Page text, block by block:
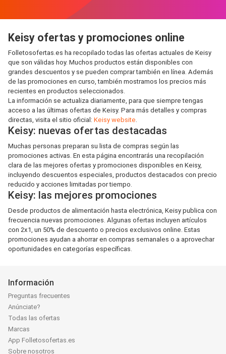
Keisy ofertas y promociones online
Folletosofertas.es ha recopilado todas las ofertas actuales de Keisy
que son válidas hoy. Muchos productos están disponibles con
grandes descuentos y se pueden comprar también en línea. Además
de las promociones en curso, también mostramos los precios más
recientes en productos seleccionados.
La información se actualiza diariamente, para que siempre tengas
acceso a las últimas ofertas de Keisy. Para más detalles y compras
directas, visita el sitio oficial: Keisy website.
Keisy: nuevas ofertas destacadas
Muchas personas preparan su lista de compras según las
promociones activas. En esta página encontrarás una recopilación
clara de las mejores ofertas y promociones disponibles en Keisy,
incluyendo descuentos especiales, productos destacados con precio
reducido y acciones limitadas por tiempo.
Keisy: las mejores promociones
Desde productos de alimentación hasta electrónica, Keisy publica con
frecuencia nuevas promociones. Algunas ofertas incluyen artículos
con 2x1, un 50% de descuento o precios exclusivos online. Estas
promociones ayudan a ahorrar en compras semanales o a aprovechar
oportunidades en categorías específicas.
Información
Preguntas frecuentes
Anúnciate?
Todas las ofertas
Marcas
App Folletosofertas.es
Sobre nosotros